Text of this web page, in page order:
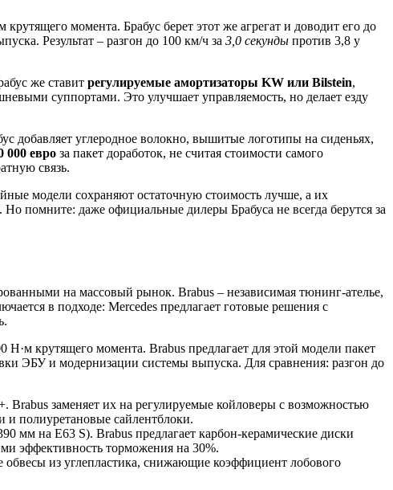
момента. Брабус берет этот же агрегат и доводит его до
Результат – разгон до 100 км/ч за 3,0 секунды против 3,8 у
же ставит регулируемые амортизаторы KW или Bilstein,
суппортами. Это улучшает управляемость, но делает езду
добавляет углеродное волокно, вышитые логотипы на сиденьях,
000 евро за пакет доработок, не считая стоимости самого
связь.
модели сохраняют остаточную стоимость лучше, а их
помните: даже официальные дилеры Брабуса не всегда берутся за
на массовый рынок. Brabus – независимая тюнинг-ателье,
в подходе: Mercedes предлагает готовые решения с
крутящего момента. Brabus предлагает для этой модели пакет
ЭБУ и модернизации системы выпуска. Для сравнения: разгон до
заменяет их на регулируемые койловеры с возможностью
и полиуретановые сайлентблоки.
мм на E63 S). Brabus предлагает карбон-керамические диски
эффективность торможения на 30%.
обвесы из углепластика, снижающие коэффициент лобового